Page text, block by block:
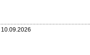
10.09.2026